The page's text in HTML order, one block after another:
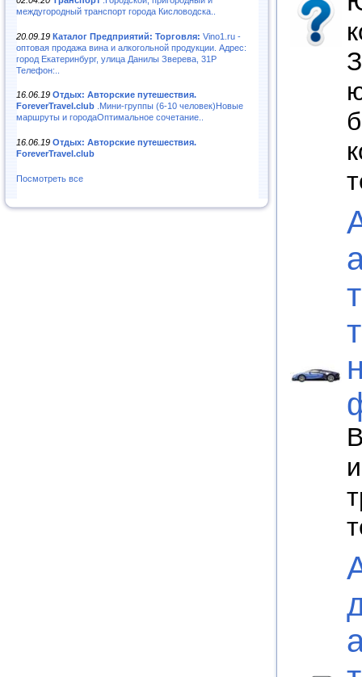
междугородный транспорт города Кисловодска..
20.09.19 Каталог Предприятий: Торговля: Vino1.ru -
оптовая продажа вина и алкогольной продукции. Адрес:
город Екатеринбург, улица Данилы Зверева, 31Р
Телефон:..
16.06.19 Отдых: Авторские путешествия.
ForeverTravel.club .Мини-группы (6-10 человек)Новые
маршруты и городаОптимальное сочетание..
16.06.19 Отдых: Авторские путешествия.
ForeverTravel.club
Посмотреть все